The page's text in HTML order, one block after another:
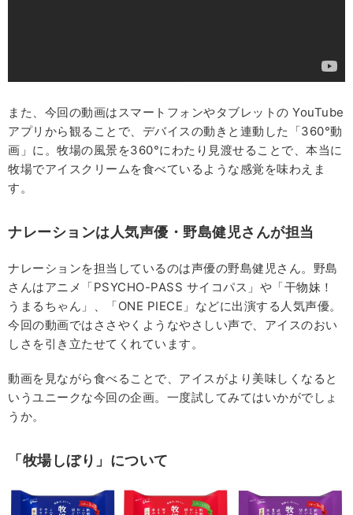
また、今回の動画はスマートフォンやタブレットの YouTube
アプリから観ることで、デバイスの動きと連動した「360°動
画」に。牧場の風景を360°にわたり見渡せることで、本当に
牧場でアイスクリームを食べているような感覚を味わえま
す。
ナレーションは人気声優・野島健児さんが担当
ナレーションを担当しているのは声優の野島健児さん。野島
さんはアニメ「PSYCHO-PASS サイコパス」や「干物妹！
うまるちゃん」、「ONE PIECE」などに出演する人気声優。
今回の動画ではささやくようなやさしい声で、アイスのおい
しさを引き立たせてくれています。
動画を見ながら食べることで、アイスがより美味しくなると
いうユニークな今回の企画。一度試してみてはいかがでしょ
うか。
「牧場しぼり」について